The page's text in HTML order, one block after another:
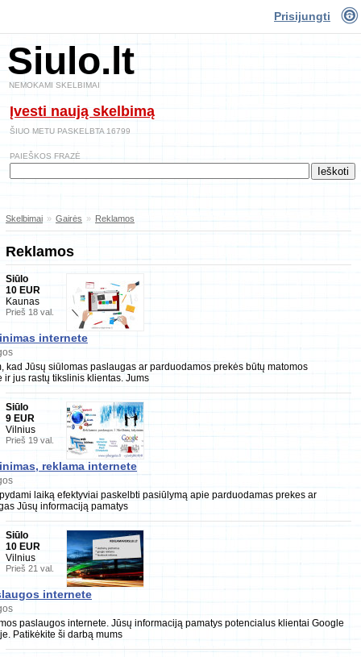
Prisijungti
Siulo.lt
NEMOKAMI SKELBIMAI
Įvesti naują skelbimą
ŠIUO METU PASKELBTA 16799
PAIEŠKOS FRAZĖ
Skelbimai » Gairės » Reklamos
Reklamos
Siūlo
10 EUR
Kaunas
Prieš 18 val.
internete
kad Jūsų siūlomas paslaugas ar parduodamos prekės būtų matomos
ir jus rastų tikslinis klientas. Jums
Siūlo
9 EUR
Vilnius
Prieš 19 val.
reklama internete
laiką efektyviai paskelbti pasiūlymą apie parduodamas prekes ar
Jūsų informaciją pamatys
Siūlo
10 EUR
Vilnius
Prieš 21 val.
internete
paslaugos internete. Jūsų informaciją pamatys potencialus klientai Google
Patikėkite ši darbą mums